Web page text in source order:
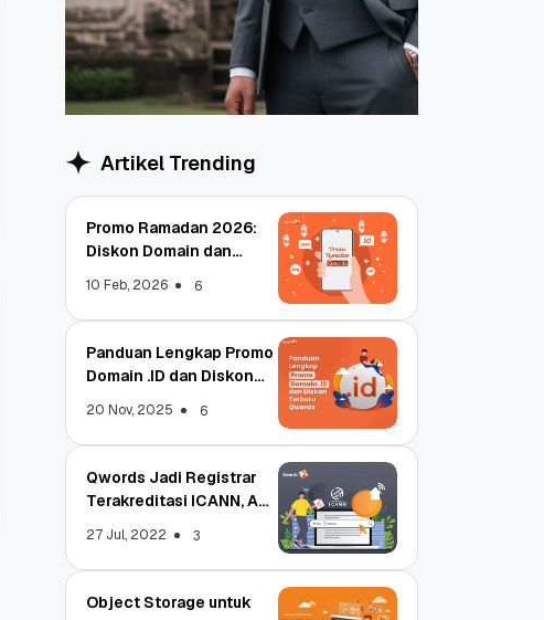
Artikel Trending
Promo Ramadan 2026:
Diskon Domain dan
10 Feb, 2026 6
Panduan Lengkap Promo
Domain .ID dan Diskon
20 Nov, 2025 6
Qwords Jadi Registrar
Terakreditasi ICANN, Apa
27 Jul, 2022 3
Object Storage untuk